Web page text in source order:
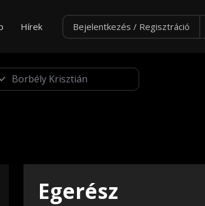
Hírek Bejelentkezés / Regisztráció
Egerész